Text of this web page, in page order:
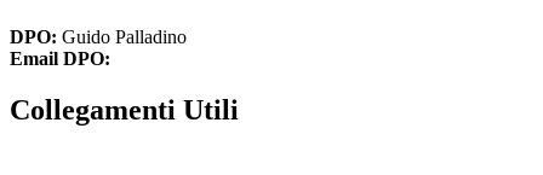
DPO: Guido Palladino
Email DPO:
Collegamenti Utili